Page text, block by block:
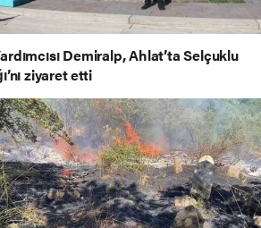
Demiralp, Ahlat’ta Selçuklu
ziyaret etti